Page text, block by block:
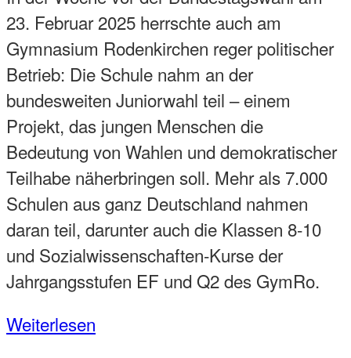
23. Februar 2025 herrschte auch am
Gymnasium Rodenkirchen reger politischer
Betrieb: Die Schule nahm an der
bundesweiten Juniorwahl teil – einem
Projekt, das jungen Menschen die
Bedeutung von Wahlen und demokratischer
Teilhabe näherbringen soll. Mehr als 7.000
Schulen aus ganz Deutschland nahmen
daran teil, darunter auch die Klassen 8-10
und Sozialwissenschaften-Kurse der
Jahrgangsstufen EF und Q2 des GymRo.
Weiterlesen